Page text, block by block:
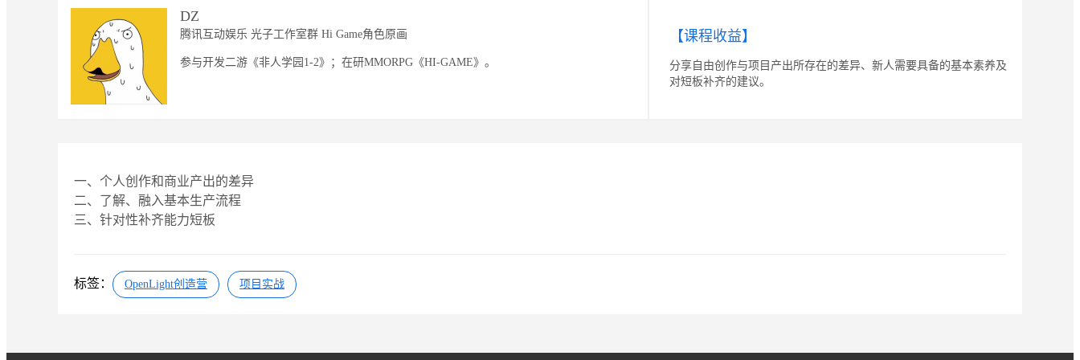
DZ
腾讯互动娱乐 光子工作室群 Hi Game角色原画
参与开发二游《非人学园1-2》；在研MMORPG《HI-GAME》。
【课程收益】
分享自由创作与项目产出所存在的差异、新人需要具备的基本素养及
对短板补齐的建议。
一、个人创作和商业产出的差异
二、了解、融入基本生产流程
三、针对性补齐能力短板
标签： OpenLight创造营 项目实战